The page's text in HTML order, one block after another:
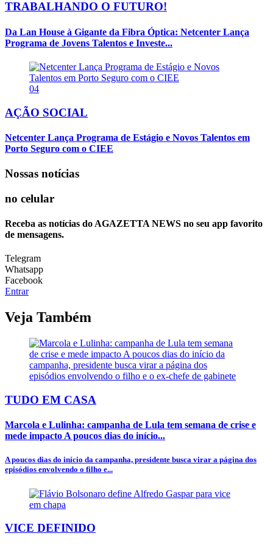
TRABALHANDO O FUTURO!
Da Lan House à Gigante da Fibra Óptica: Netcenter Lança
Programa de Jovens Talentos e Investe...
04
AÇÃO SOCIAL
Netcenter Lança Programa de Estágio e Novos Talentos em
Porto Seguro com o CIEE
Nossas notícias
no celular
Receba as notícias do AGAZETTA NEWS no seu app favorito
de mensagens.
Telegram
Whatsapp
Facebook
Entrar
Veja Também
TUDO EM CASA
Marcola e Lulinha: campanha de Lula tem semana de crise e
mede impacto A poucos dias do início...
A poucos dias do início da campanha, presidente busca virar a página dos
episódios envolvendo o filho e...
VICE DEFINIDO